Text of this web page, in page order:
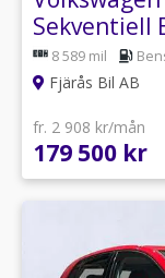
Sekventiell
8 589 mil
Fjärås Bil AB
fr. 2 908 kr/mån
179 500 kr